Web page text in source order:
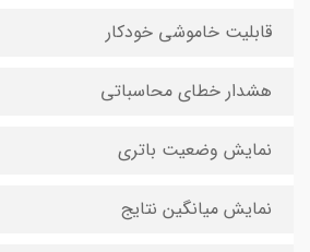
قابلیت خاموشی خودکار
هشدار خطای محاسباتی
نمایش وضعیت باتری
نمایش میانگین نتایج